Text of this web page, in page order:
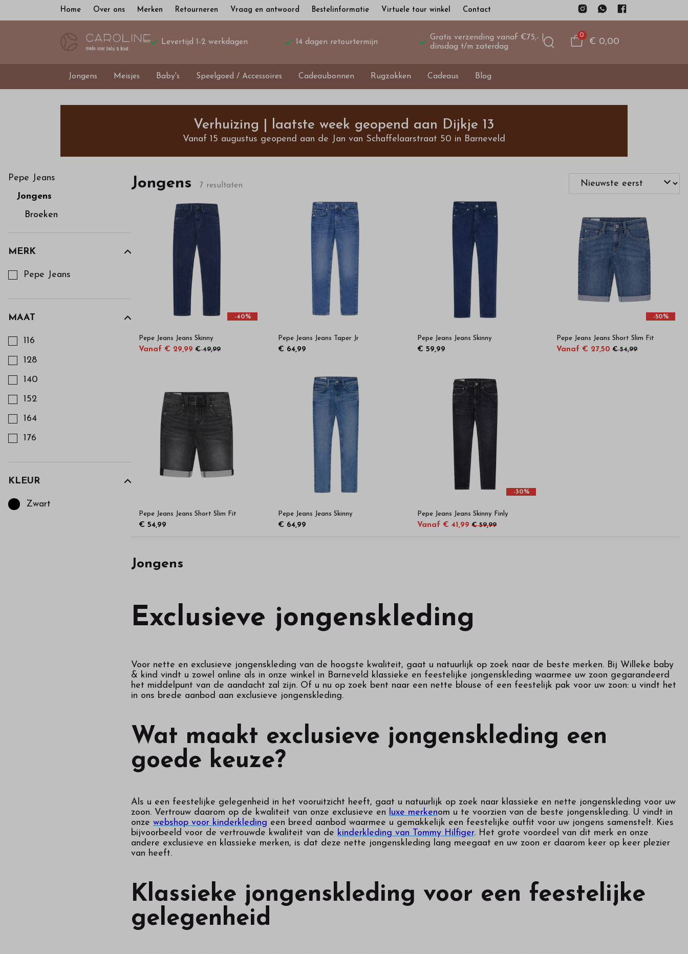
Home Over ons Merken Retourneren Vraag en antwoord Bestelinformatie Virtuele tour winkel Contact
Levertijd 1-2 werkdagen 14 dagen retourtermijn
Gratis verzending vanaf €75,- |
dinsdag t/m zaterdag
0
€ 0,00
Jongens Meisjes Baby's Speelgoed / Accessoires Cadeaubonnen Rugzakken Cadeaus Blog
Shop
exclusieve
jongenskleding
van
de
beste
merken
Bestel
kinderkleding
van
hoge
kwaliteit
in
Verhuizing | laatste week geopend aan Dijkje 13
Vanaf 15 augustus geopend aan de Jan van Schaffelaarstraat 50 in Barneveld
Pepe Jeans
Jongens
Broeken
MERK
Pepe Jeans
MAAT
116
128
140
152
164
176
KLEUR
Zwart
Jongens 7 resultaten
-40%
Pepe Jeans Jeans Skinny
Vanaf € 29,99 € 49,99
Pepe Jeans Jeans Taper Jr
€ 64,99
Pepe Jeans Jeans Skinny
€ 59,99
-50%
Pepe Jeans Jeans Short Slim Fit
Vanaf € 27,50 € 54,99
Pepe Jeans Jeans Short Slim Fit
€ 54,99
Pepe Jeans Jeans Skinny
€ 64,99
-30%
Pepe Jeans Jeans Skinny Finly
Vanaf € 41,99 € 59,99
Jongens
Exclusieve jongenskleding
Voor nette en exclusieve jongenskleding van de hoogste kwaliteit, gaat u natuurlijk op zoek naar de beste merken. Bij Willeke baby
& kind vindt u zowel online als in onze winkel in Barneveld klassieke en feestelijke jongenskleding waarmee uw zoon gegarandeerd
het middelpunt van de aandacht zal zijn. Of u nu op zoek bent naar een nette blouse of een feestelijk pak voor uw zoon: u vindt het
in ons brede aanbod aan exclusieve jongenskleding.
Wat maakt exclusieve jongenskleding een
goede keuze?
Als u een feestelijke gelegenheid in het vooruitzicht heeft, gaat u natuurlijk op zoek naar klassieke en nette jongenskleding voor uw
zoon. Vertrouw daarom op de kwaliteit van onze exclusieve en
luxe merkenom u te voorzien van de beste jongenskleding. U vindt in
onze webshop voor kinderkleding een breed aanbod waarmee u gemakkelijk een feestelijke outfit voor uw jongens samenstelt. Kies
bijvoorbeeld voor de vertrouwde kwaliteit van de kinderkleding van Tommy Hilfiger. Het grote voordeel van dit merk en onze
andere exclusieve en klassieke merken, is dat deze nette jongenskleding lang meegaat en uw zoon er daarom keer op keer plezier
van heeft.
Klassieke jongenskleding voor een feestelijke
gelegenheid